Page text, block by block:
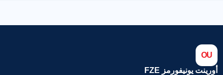
OU
أورينت يونيفورمز FZE